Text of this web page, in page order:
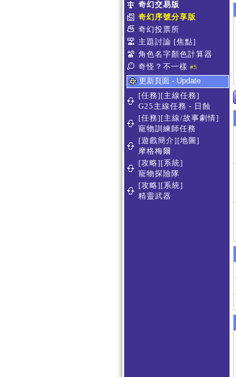
奇幻交易版
奇幻序號分享版
奇幻投票所
主題討論 [焦點]
角色名字顏色計算器
奇怪？不一樣 #5
更新頁面 - Update
[任務][主線任務]
G25主線任務 - 日蝕
[任務][主線/故事劇情]
寵物訓練師任務
[遊戲簡介][地圖]
摩格梅爾
[攻略][系統]
寵物探險隊
[攻略][系統]
精靈武器